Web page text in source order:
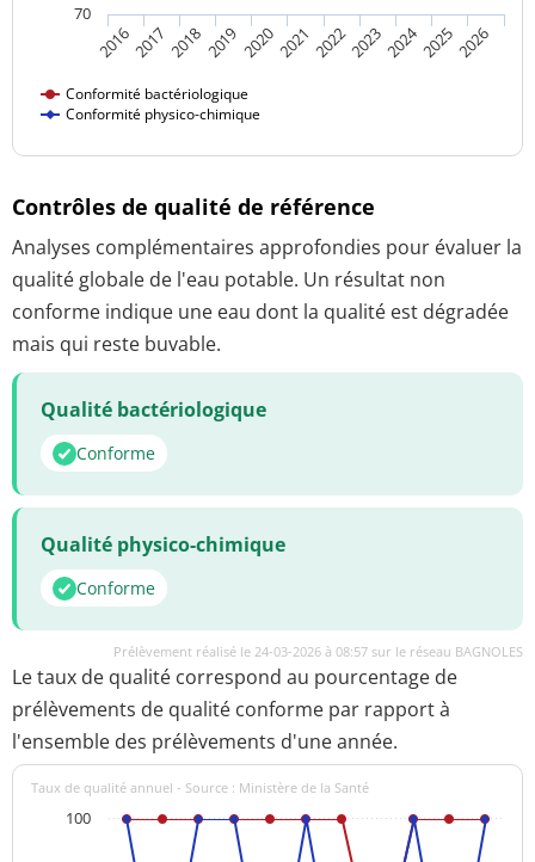
Conformité bactériologique
Conformité physico-chimique
20162017 201820192020202120222023202420252026
70
Contrôles de qualité de référence
Analyses complémentaires approfondies pour évaluer la
qualité globale de l'eau potable. Un résultat non
conforme indique une eau dont la qualité est dégradée
mais qui reste buvable.
Qualité bactériologique
Conforme
Qualité physico-chimique
Conforme
Prélèvement réalisé le 24-03-2026 à 08:57 sur le réseau BAGNOLES
Le taux de qualité correspond au pourcentage de
prélèvements de qualité conforme par rapport à
l'ensemble des prélèvements d'une année.
Taux de qualité annuel - Source : Ministère de la Santé
100